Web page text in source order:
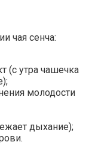
чая сенча:
(с утра чашечка
молодости
дыхание);